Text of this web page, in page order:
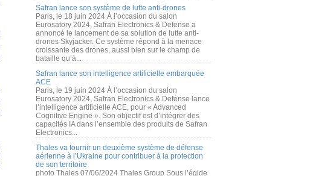
Safran lance son système de lutte anti-drones
Paris, le 18 juin 2024 À l’occasion du salon
Eurosatory 2024, Safran Electronics & Defense a
annoncé le lancement de sa solution de lutte anti-
drones Skyjacker. Ce système répond à la menace
croissante des drones, aussi bien sur le champ de
bataille qu’à...
Safran lance son intelligence artificielle embarquée
ACE
Paris, le 19 juin 2024 À l’occasion du salon
Eurosatory 2024, Safran Electronics & Defense lance
l’intelligence artificielle ACE, pour « Advanced
Cognitive Engine ». Son objectif est d’intégrer des
capacités IA dans l’ensemble des produits de Safran
Electronics...
Thales va fournir un deuxième système de défense
aérienne à l’Ukraine pour contribuer à la protection
de son territoire
photo Thales 07/06/2024 Thales Group Sous l’égide